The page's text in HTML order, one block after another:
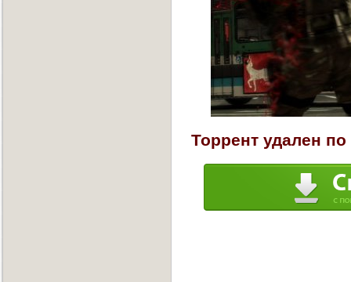
Торрент удален